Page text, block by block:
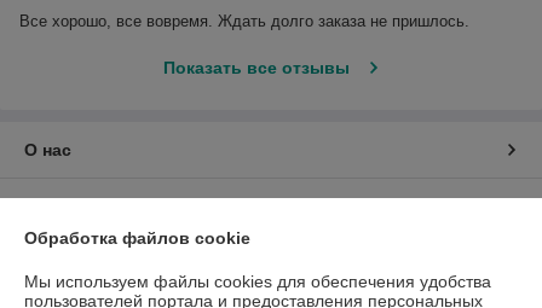
Все хорошо, все вовремя. Ждать долго заказа не пришлось.
Показать все отзывы
О нас
Обработка файлов cookie
Мы используем файлы cookies для обеспечения удобства
пользователей портала и предоставления персональных